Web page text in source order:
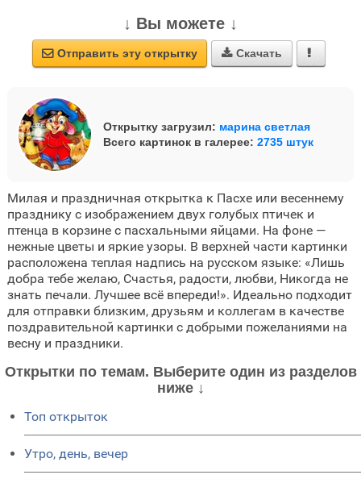
↓ Вы можете ↓
 Отправить эту открытку  Скачать 
Открытку загрузил: марина светлая
Всего картинок в галерее: 2735 штук
Милая и праздничная открытка к Пасхе или весеннему
празднику с изображением двух голубых птичек и
птенца в корзине с пасхальными яйцами. На фоне —
нежные цветы и яркие узоры. В верхней части картинки
расположена теплая надпись на русском языке: «Лишь
добра тебе желаю, Счастья, радости, любви, Никогда не
знать печали. Лучшее всё впереди!». Идеально подходит
для отправки близким, друзьям и коллегам в качестве
поздравительной картинки с добрыми пожеланиями на
весну и праздники.
Открытки по темам. Выберите один из разделов
ниже ↓
Топ открыток
Утро, день, вечер